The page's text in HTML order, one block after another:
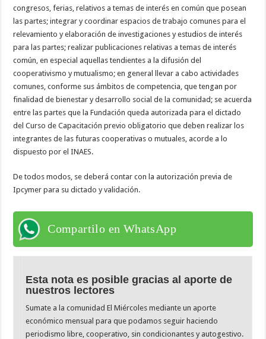
congresos, ferias, relativos a temas de interés en común que posean
las partes; integrar y coordinar espacios de trabajo comunes para el
relevamiento y elaboración de investigaciones y estudios de interés
para las partes; realizar publicaciones relativas a temas de interés
común, en especial aquellas tendientes a la difusión del
cooperativismo y mutualismo; en general llevar a cabo actividades
comunes, conforme sus ámbitos de competencia, que tengan por
finalidad de bienestar y desarrollo social de la comunidad; se acuerda
entre las partes que la Fundación queda autorizada para el dictado
del Curso de Capacitación previo obligatorio que deben realizar los
integrantes de las futuras cooperativas o mutuales, acorde a lo
dispuesto por el INAES.
De todos modos, se deberá contar con la autorización previa de
Ipcymer para su dictado y validación.
Compartilo en WhatsApp
Esta nota es posible gracias al aporte de
nuestros lectores
Sumate a la comunidad El Miércoles mediante un aporte
económico mensual para que podamos seguir haciendo
periodismo libre, cooperativo, sin condicionantes y autogestivo.